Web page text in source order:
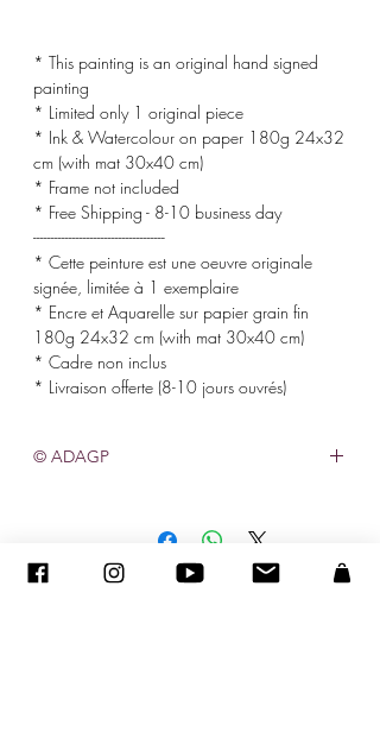
* This painting is an original hand signed
painting
* Limited only 1 original piece
* Ink & Watercolour on paper 180g 24x32
cm (with mat 30x40 cm)
* Frame not included
* Free Shipping - 8-10 business day
-------------------------------------
* Cette peinture est une oeuvre originale
signée, limitée à 1 exemplaire
* Encre et Aquarelle sur papier grain fin
180g 24x32 cm (with mat 30x40 cm)
* Cadre non inclus
* Livraison offerte (8-10 jours ouvrés)
© ADAGP
2005-2020 - Sandra ENCAOUA - Todos os direitos reservados contato sandraencaoua@gmail.com